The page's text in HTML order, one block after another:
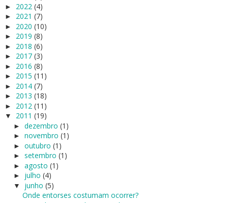
► 2022 (4)
► 2021 (7)
► 2020 (10)
► 2019 (8)
► 2018 (6)
► 2017 (3)
► 2016 (8)
► 2015 (11)
► 2014 (7)
► 2013 (18)
► 2012 (11)
▼ 2011 (19)
► dezembro (1)
► novembro (1)
► outubro (1)
► setembro (1)
► agosto (1)
► julho (4)
▼ junho (5)
Onde entorses costumam ocorrer?